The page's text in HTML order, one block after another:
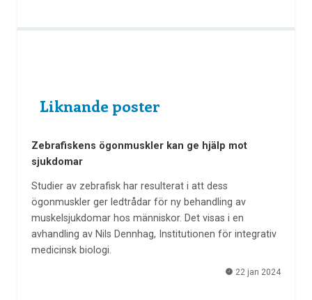
Liknande poster
Zebrafiskens ögonmuskler kan ge hjälp mot
sjukdomar
Studier av zebrafisk har resulterat i att dess
ögonmuskler ger ledtrådar för ny behandling av
muskelsjukdomar hos människor. Det visas i en
avhandling av Nils Dennhag, Institutionen för integrativ
medicinsk biologi.
22 jan 2024